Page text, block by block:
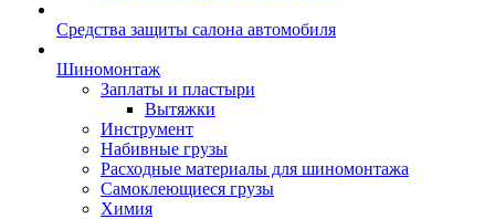
Средства защиты салона автомобиля
Шиномонтаж
Заплаты и пластыри
Вытяжки
Инструмент
Набивные грузы
Расходные материалы для шиномонтажа
Самоклеющиеся грузы
Химия